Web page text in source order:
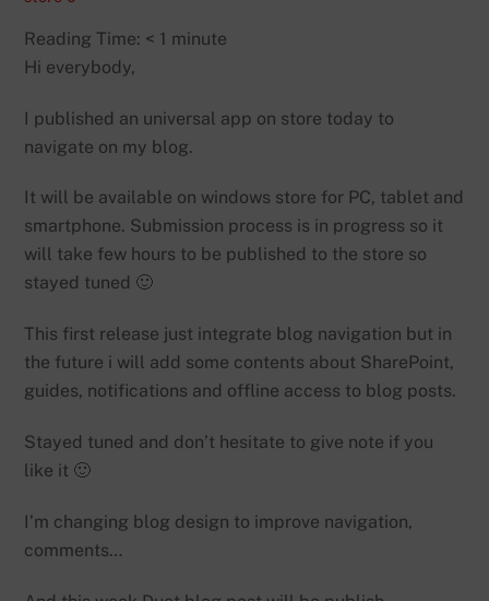
Reading Time: < 1 minute
Hi everybody,
I published an universal app on store today to
navigate on my blog.
It will be available on windows store for PC, tablet and
smartphone. Submission process is in progress so it
will take few hours to be published to the store so
stayed tuned 🙂
This first release just integrate blog navigation but in
the future i will add some contents about SharePoint,
guides, notifications and offline access to blog posts.
Stayed tuned and don’t hesitate to give note if you
like it 🙂
I’m changing blog design to improve navigation,
comments…